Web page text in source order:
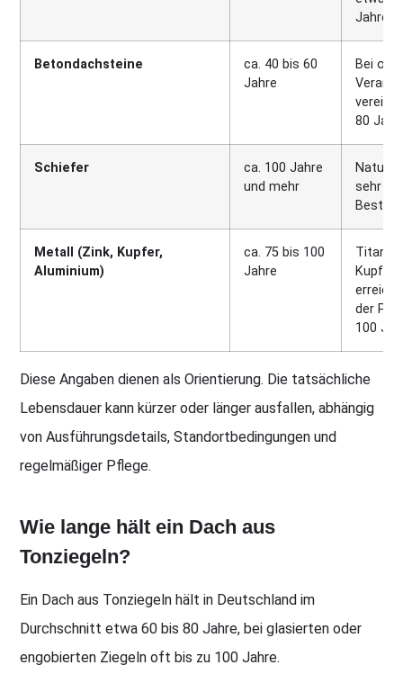
Jahre.
Betondachsteine
ca. 40 bis 60
Jahre
Bei
80
Schiefer
ca. 100 Jahre
und mehr
sehr
Metall (Zink, Kupfer,
Aluminium)
ca. 75 bis 100
Jahre
Kupfer
der
100
Diese Angaben dienen als Orientierung. Die tatsächliche
Lebensdauer kann kürzer oder länger ausfallen, abhängig
von Ausführungsdetails, Standortbedingungen und
regelmäßiger Pflege.
Wie lange hält ein Dach aus
Tonziegeln?
Ein Dach aus Tonziegeln hält in Deutschland im
Durchschnitt etwa 60 bis 80 Jahre, bei glasierten oder
engobierten Ziegeln oft bis zu 100 Jahre.